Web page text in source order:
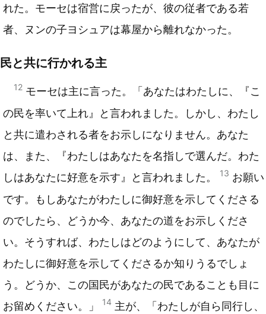
れた。モーセは宿営に戻ったが、彼の従者である若
者、ヌンの子ヨシュアは幕屋から離れなかった。
民と共に行かれる主
12 モーセは主に言った。「あなたはわたしに、『こ
の民を率いて上れ』と言われました。しかし、わたし
と共に遣わされる者をお示しになりません。あなた
は、また、『わたしはあなたを名指しで選んだ。わた
しはあなたに好意を示す』と言われました。
13 お願い
です。もしあなたがわたしに御好意を示してくださる
のでしたら、どうか今、あなたの道をお示しくださ
い。そうすれば、わたしはどのようにして、あなたが
わたしに御好意を示してくださるか知りうるでしょ
う。どうか、この国民があなたの民であることも目に
お留めください。」
14 主が、「わたしが自ら同行し、